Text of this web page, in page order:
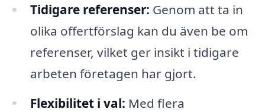
Tidigare referenser: Genom att ta in
olika offertförslag kan du även be om
referenser, vilket ger insikt i tidigare
arbeten företagen har gjort.
Flexibilitet i val: Med flera